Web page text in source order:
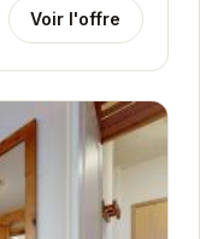
Voir l'offre